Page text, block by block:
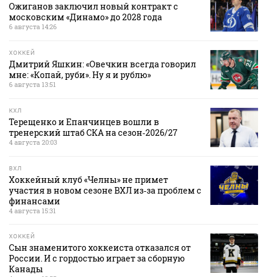
Ожиганов заключил новый контракт с
московским «Динамо» до 2028 года
6 августа 14:26
ХОККЕЙ
Дмитрий Яшкин: «Овечкин всегда говорил
мне: «Копай, руби». Ну я и рублю»
6 августа 13:51
КХЛ
Терещенко и Епанчинцев вошли в
тренерский штаб СКА на сезон‑2026/27
4 августа 20:03
ВХЛ
Хоккейный клуб «Челны» не примет
участия в новом сезоне ВХЛ из‑за проблем с
финансами
4 августа 15:31
ХОККЕЙ
Сын знаменитого хоккеиста отказался от
России. И с гордостью играет за сборную
Канады